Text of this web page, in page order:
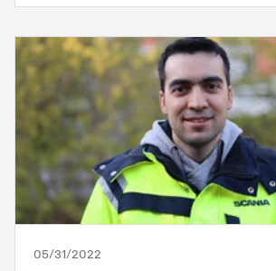
05/31/2022